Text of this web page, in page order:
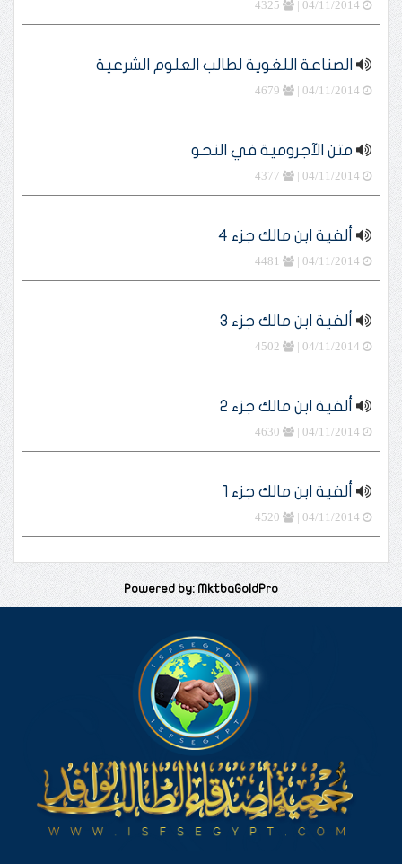
04/11/2014 |
4325
الصناعة اللغوية لطالب العلوم الشرعية
04/11/2014 |
4679
متن الآجرومية في النحو
04/11/2014 |
4377
ألفية ابن مالك جزء 4
04/11/2014 |
4481
ألفية ابن مالك جزء 3
04/11/2014 |
4502
ألفية ابن مالك جزء 2
04/11/2014 |
4630
ألفية ابن مالك جزء 1
04/11/2014 |
4520
Powered by: MktbaGoldPro